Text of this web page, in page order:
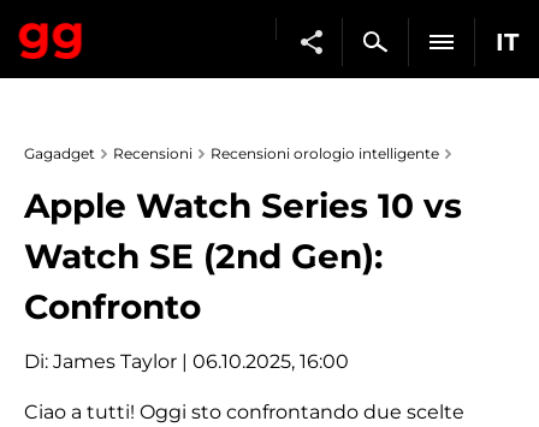
IT
Gagadget Recensioni Recensioni orologio intelligente
Apple Watch Series 10 vs
Watch SE (2nd Gen):
Confronto
Di: James Taylor | 06.10.2025, 16:00
Ciao a tutti! Oggi sto confrontando due scelte